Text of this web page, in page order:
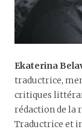
Ekaterina
traductrice,
critiques
rédaction de la
Traductrice et